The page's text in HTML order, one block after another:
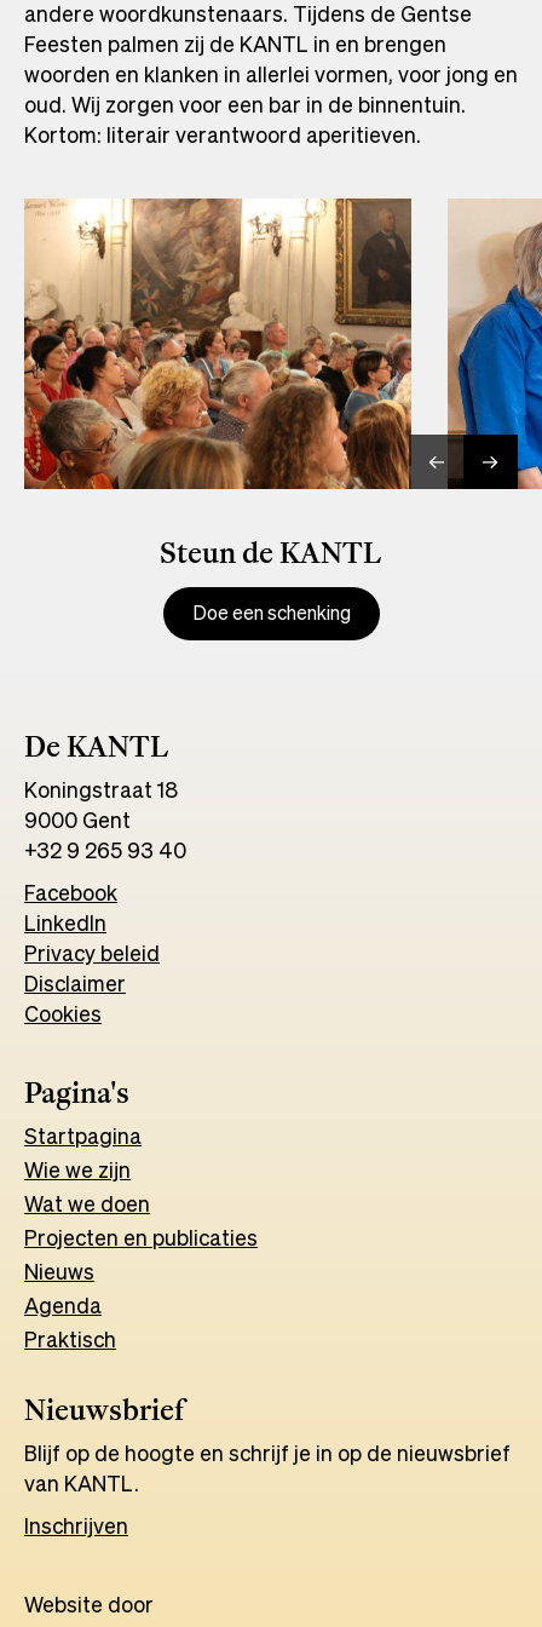
andere woordkunstenaars. Tijdens de Gentse
Feesten palmen zij de KANTL in en brengen
woorden en klanken in allerlei vormen, voor jong en
oud. Wij zorgen voor een bar in de binnentuin.
Kortom: literair verantwoord aperitieven.
Steun de KANTL
Doe een schenking
De KANTL
Koningstraat 18
9000 Gent
+32 9 265 93 40
Facebook
a
new
LinkedIn
in
a
Privacy beleid
Disclaimer
Cookies
Pagina's
Startpagina
Wie we zijn
Wat we doen
Projecten en publicaties
Nieuws
Agenda
Praktisch
Nieuwsbrief
Blijf op de hoogte en schrijf je in op de nieuwsbrief
van KANTL.
Inschrijven
Website door